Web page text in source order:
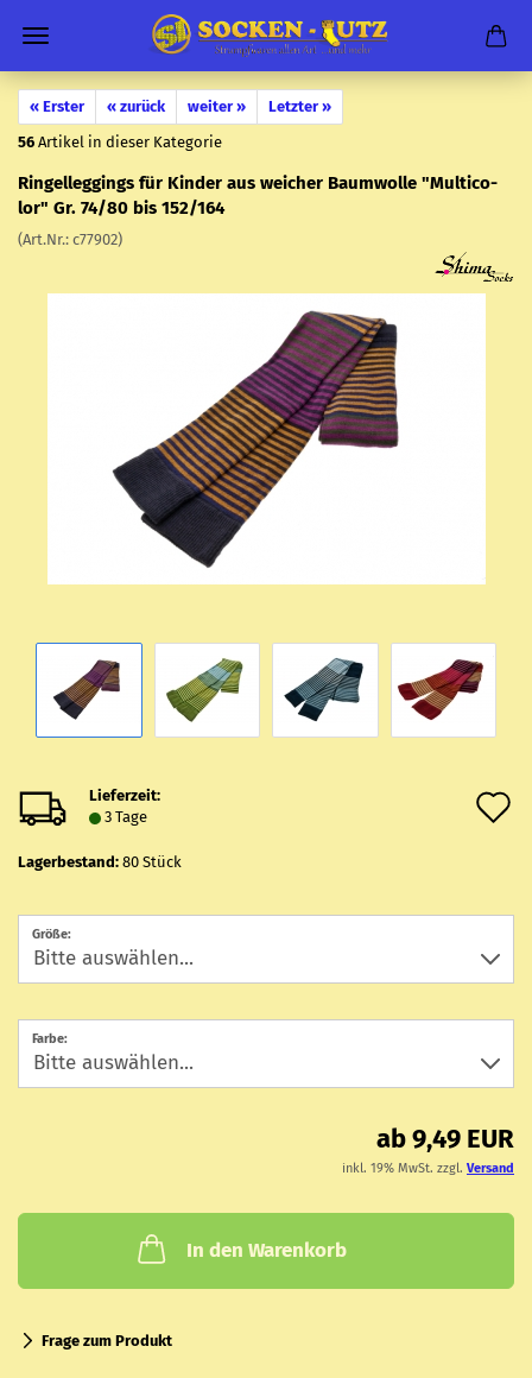
« Erster « zurück weiter »
Letzter »
56 Artikel in dieser Kategorie
Rin­gel­leg­gings für Kin­der aus wei­cher Baum­wol­le "Mul­ti­co­
lor" Gr. 74/80 bis 152/164
(Art.Nr.: c77902)
Lieferzeit:
3 Tage
Lagerbestand: 80 Stück
Größe:
Farbe:
ab 9,49 EUR
inkl. 19% MwSt. zzgl. Versand
In den Warenkorb
Frage zum Produkt